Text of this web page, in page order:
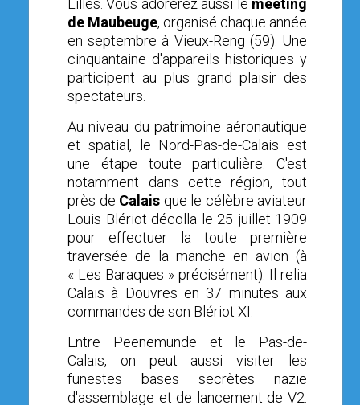
Lilles. Vous adorerez aussi le meeting
de Maubeuge, organisé chaque année
en septembre à Vieux-Reng (59). Une
cinquantaine d'appareils historiques y
participent au plus grand plaisir des
spectateurs.
Au niveau du patrimoine aéronautique
et spatial, le Nord-Pas-de-Calais est
une étape toute particulière.
C'est
notamment dans cette région, tout
près de Calais que le célèbre aviateur
Louis Blériot décolla le 25 juillet 1909
pour effectuer la toute première
traversée de la manche en avion (à
« Les Baraques » précisément) . Il relia
Calais à Douvres en 37 minutes aux
commandes de son Blériot XI.
Entre Peenemünde et le Pas-de-
Calais, on peut aussi visiter l es
funestes bases secrètes nazie
d'assemblage et de lancement de V2.